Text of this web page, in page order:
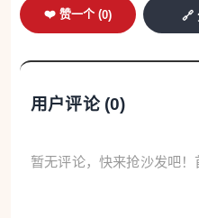
❤️ 赞一个 (0) 🔗
用户评论 (0)
暂无评论，快来抢沙发吧！